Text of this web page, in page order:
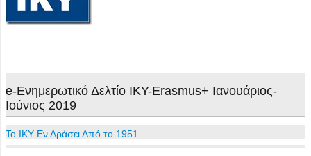
e-Ενημερωτικό Δελτίο ΙΚΥ-Erasmus+ Ιανουάριος-
Ιούνιος 2019
To IKY Εν Δράσει Από το 1951